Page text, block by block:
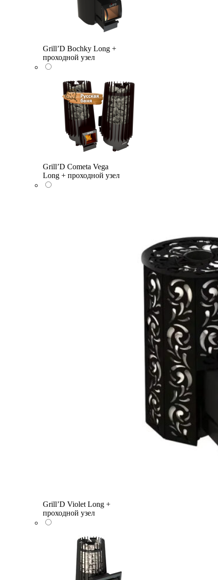
Grill’D Bochky Long +
проходной узел
Grill’D Cometa Vega
Long + проходной узел
Grill’D Violet Long +
проходной узел